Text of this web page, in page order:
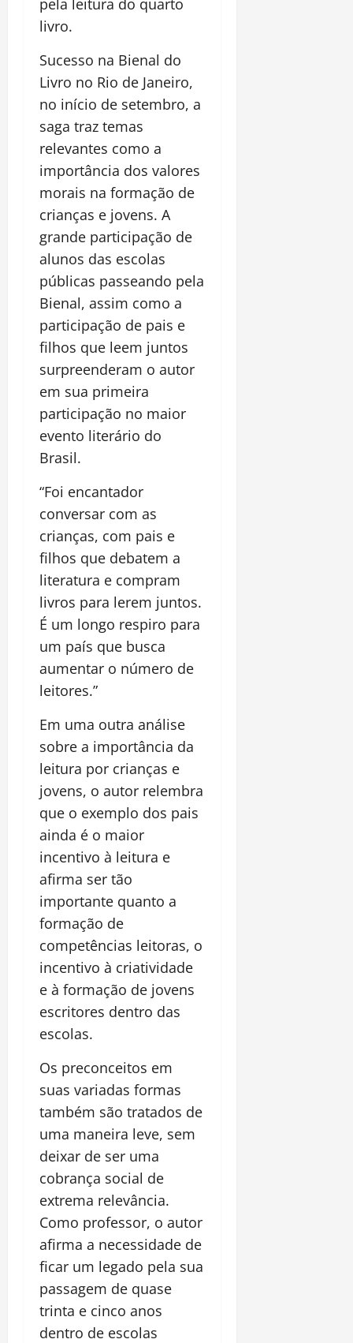
livro.
Sucesso na Bienal do
Livro no Rio de Janeiro,
no início de setembro, a
saga traz temas
relevantes como a
importância dos valores
morais na formação de
crianças e jovens. A
grande participação de
alunos das escolas
públicas passeando pela
Bienal, assim como a
participação de pais e
filhos que leem juntos
surpreenderam o autor
em sua primeira
participação no maior
evento literário do
Brasil.
“Foi encantador
conversar com as
crianças, com pais e
filhos que debatem a
literatura e compram
livros para lerem juntos.
É um longo respiro para
um país que busca
aumentar o número de
leitores.”
Em uma outra análise
sobre a importância da
leitura por crianças e
jovens, o autor relembra
que o exemplo dos pais
ainda é o maior
incentivo à leitura e
afirma ser tão
importante quanto a
formação de
competências leitoras, o
incentivo à criatividade
e à formação de jovens
escritores dentro das
escolas.
Os preconceitos em
suas variadas formas
também são tratados de
uma maneira leve, sem
deixar de ser uma
cobrança social de
extrema relevância.
Como professor, o autor
afirma a necessidade de
ficar um legado pela sua
passagem de quase
trinta e cinco anos
dentro de escolas